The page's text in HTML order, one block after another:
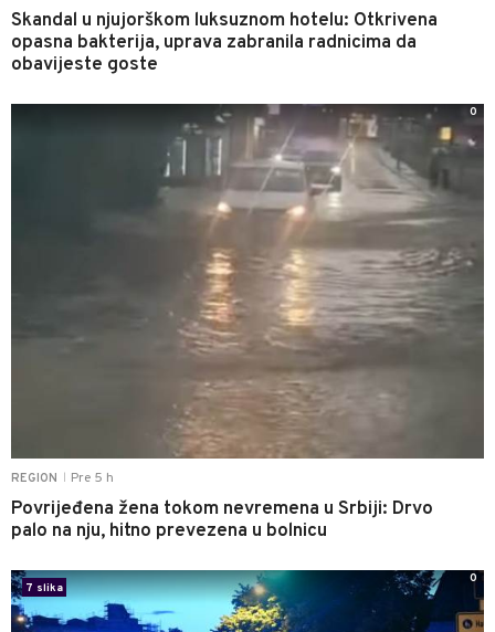
Skandal u njujorškom luksuznom hotelu: Otkrivena
opasna bakterija, uprava zabranila radnicima da
obavijeste goste
REGION Pre 5 h
Povrijeđena žena tokom nevremena u Srbiji: Drvo
palo na nju, hitno prevezena u bolnicu
0
7 slika
0